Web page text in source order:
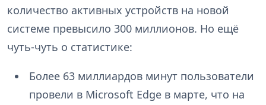
количество активных устройств на новой
системе превысило 300 миллионов. Но ещё
чуть-чуть о статистике:
Более 63 миллиардов минут пользователи
провели в Microsoft Edge в марте, что на